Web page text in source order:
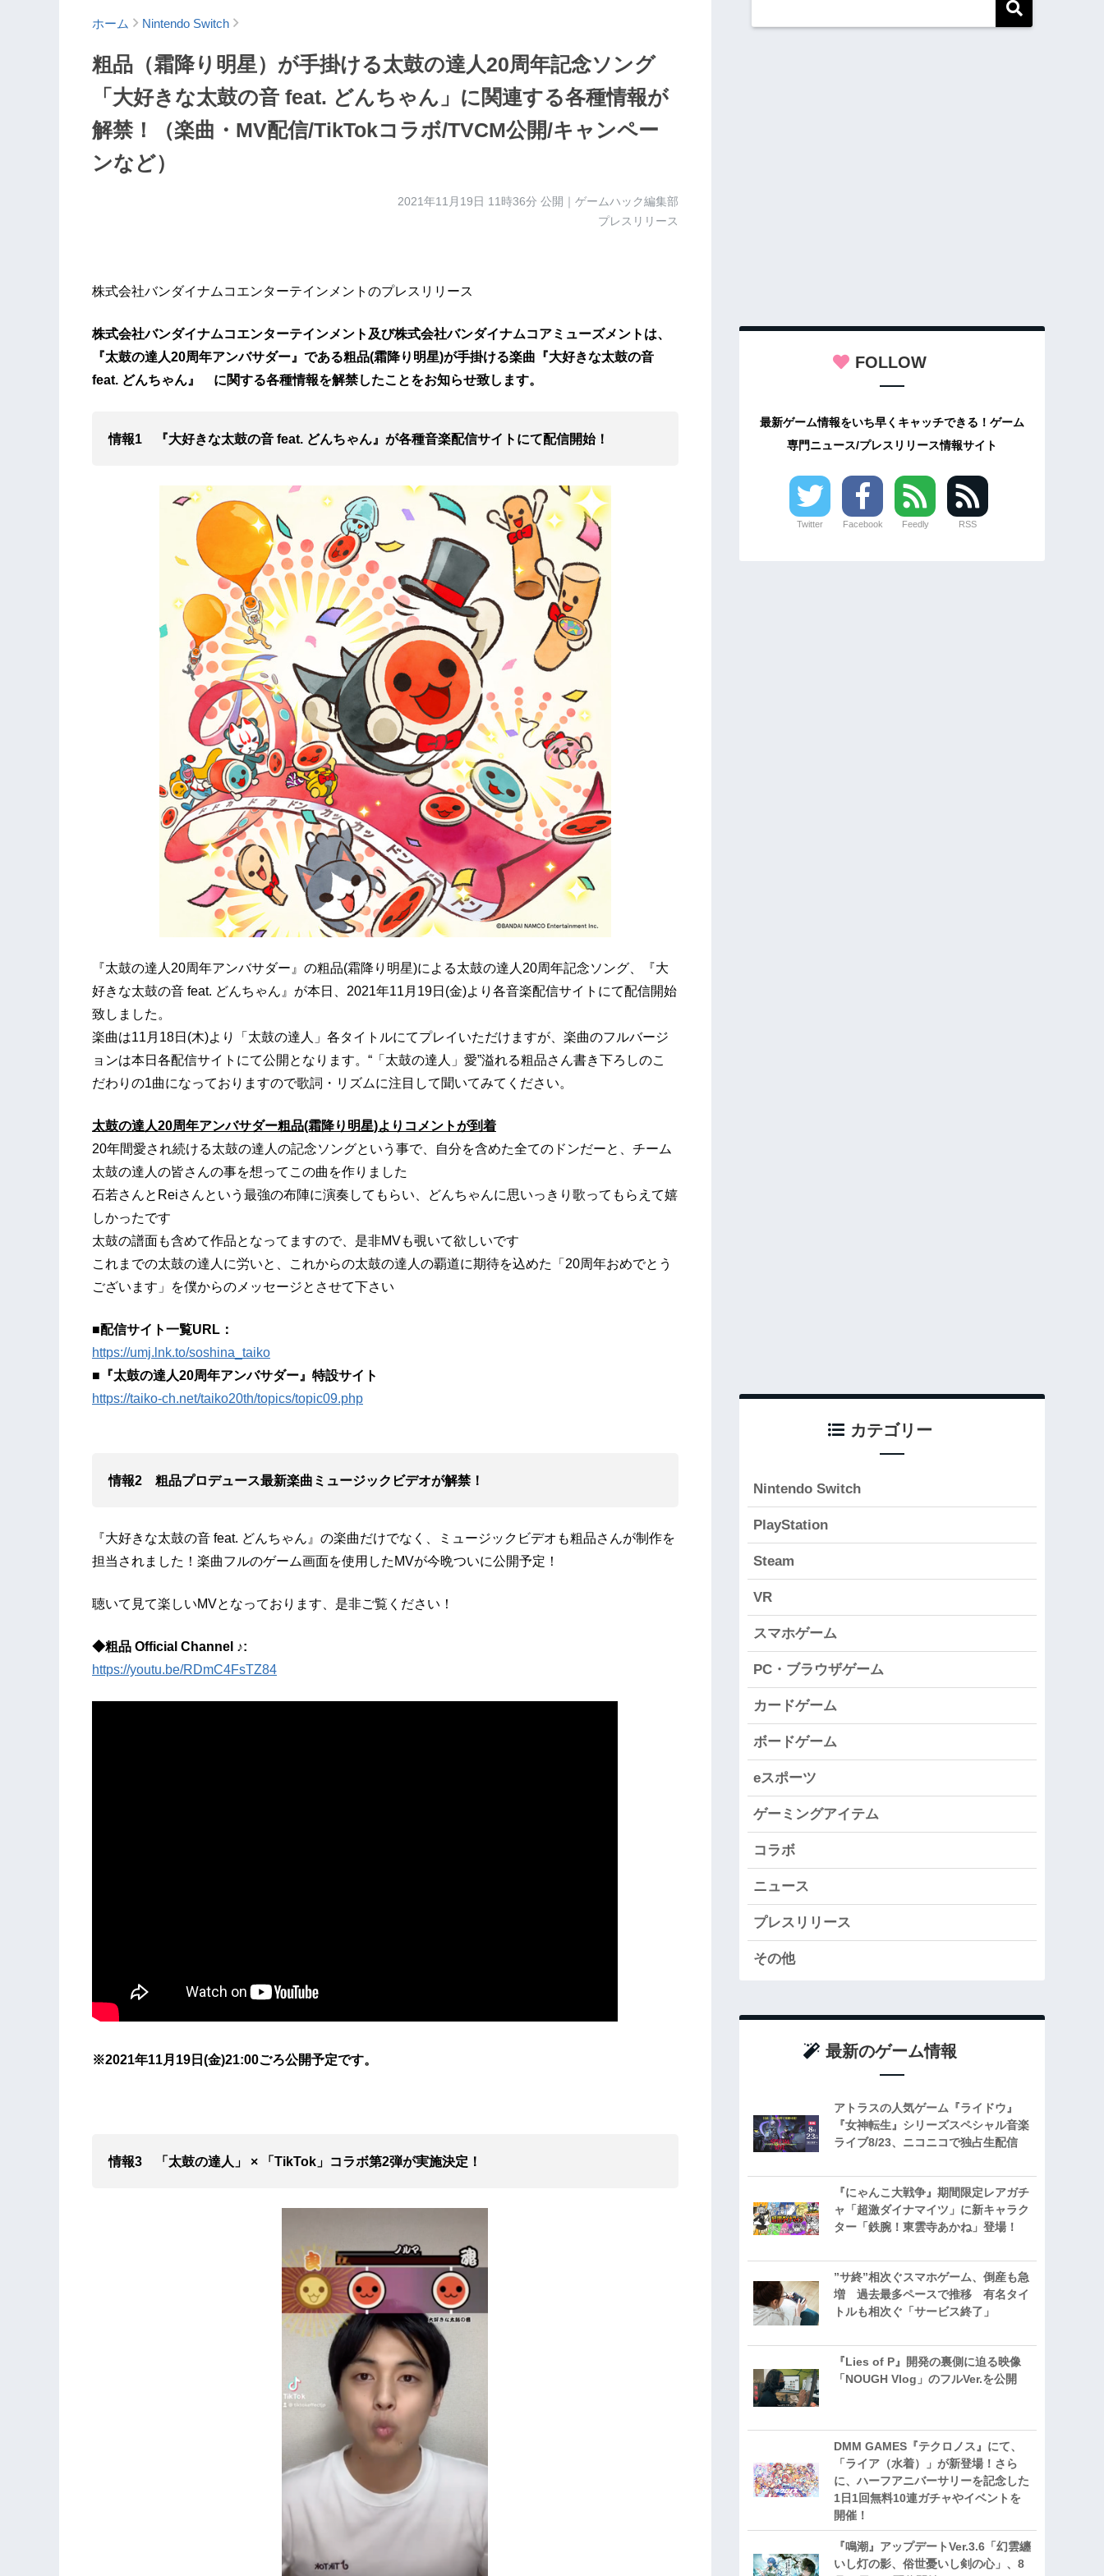
ホーム Nintendo Switch
粗品（霜降り明星）が手掛ける太鼓の達人20周年記念ソング
「大好きな太鼓の音 feat. どんちゃん」に関連する各種情報が
解禁！（楽曲・MV配信/TikTokコラボ/TVCM公開/キャンペー
ンなど）
2021年11月19日 11時36分 公開｜ゲームハック編集部
プレスリリース
株式会社バンダイナムコエンターテインメントのプレスリリース
株式会社バンダイナムコエンターテインメント及び株式会社バンダイナムコアミューズメントは、
『太鼓の達人20周年アンバサダー』である粗品(霜降り明星)が手掛ける楽曲『大好きな太鼓の音
feat. どんちゃん』 に関する各種情報を解禁したことをお知らせ致します。
情報1 『大好きな太鼓の音 feat. どんちゃん』が各種音楽配信サイトにて配信開始！
『太鼓の達人20周年アンバサダー』の粗品(霜降り明星)による太鼓の達人20周年記念ソング、『大
好きな太鼓の音 feat. どんちゃん』が本日、2021年11月19日(金)より各音楽配信サイトにて配信開始
致しました。
楽曲は11月18日(木)より「太鼓の達人」各タイトルにてプレイいただけますが、楽曲のフルバージ
ョンは本日各配信サイトにて公開となります。“「太鼓の達人」愛”溢れる粗品さん書き下ろしのこ
だわりの1曲になっておりますので歌詞・リズムに注目して聞いてみてください。
太鼓の達人20周年アンバサダー粗品(霜降り明星)よりコメントが到着
20年間愛され続ける太鼓の達人の記念ソングという事で、自分を含めた全てのドンだーと、チーム
太鼓の達人の皆さんの事を想ってこの曲を作りました
石若さんとReiさんという最強の布陣に演奏してもらい、どんちゃんに思いっきり歌ってもらえて嬉
しかったです
太鼓の譜面も含めて作品となってますので、是非MVも覗いて欲しいです
これまでの太鼓の達人に労いと、これからの太鼓の達人の覇道に期待を込めた「20周年おめでとう
ございます」を僕からのメッセージとさせて下さい
■配信サイト一覧URL：
https://umj.lnk.to/soshina_taiko
■『太鼓の達人20周年アンバサダー』特設サイト
https://taiko-ch.net/taiko20th/topics/topic09.php
情報2 粗品プロデュース最新楽曲ミュージックビデオが解禁！
『大好きな太鼓の音 feat. どんちゃん』の楽曲だけでなく、ミュージックビデオも粗品さんが制作を
担当されました！楽曲フルのゲーム画面を使用したMVが今晩ついに公開予定！
聴いて見て楽しいMVとなっております、是非ご覧ください！
◆粗品 Official Channel ♪:
https://youtu.be/RDmC4FsTZ84
※2021年11月19日(金)21:00ごろ公開予定です。
情報3 「太鼓の達人」 × 「TikTok」コラボ第2弾が実施決定！
FOLLOW
最新ゲーム情報をいち早くキャッチできる！ゲーム
専門ニュース/プレスリリース情報サイト
Twitter Facebook Feedly RSS
カテゴリー
Nintendo Switch
PlayStation
Steam
VR
スマホゲーム
PC・ブラウザゲーム
カードゲーム
ボードゲーム
eスポーツ
ゲーミングアイテム
コラボ
ニュース
プレスリリース
その他
最新のゲーム情報
アトラスの人気ゲーム『ライドウ』
『女神転生』シリーズスペシャル音楽
ライブ8/23、ニコニコで独占生配信
『にゃんこ大戦争』期間限定レアガチ
ャ「超激ダイナマイツ」に新キャラク
ター「鉄腕！東雲寺あかね」登場！
”サ終”相次ぐスマホゲーム、倒産も急
増 過去最多ペースで推移 有名タイ
トルも相次ぐ「サービス終了」
『Lies of P』開発の裏側に迫る映像
「NOUGH Vlog」のフルVer.を公開
DMM GAMES『テクロノス』にて、
「ライア（水着）」が新登場！さら
に、ハーフアニバーサリーを記念した
1日1回無料10連ガチャやイベントを
開催！
『鳴潮』アップデートVer.3.6「幻雲纏
いし灯の影、俗世憂いし剣の心」、8